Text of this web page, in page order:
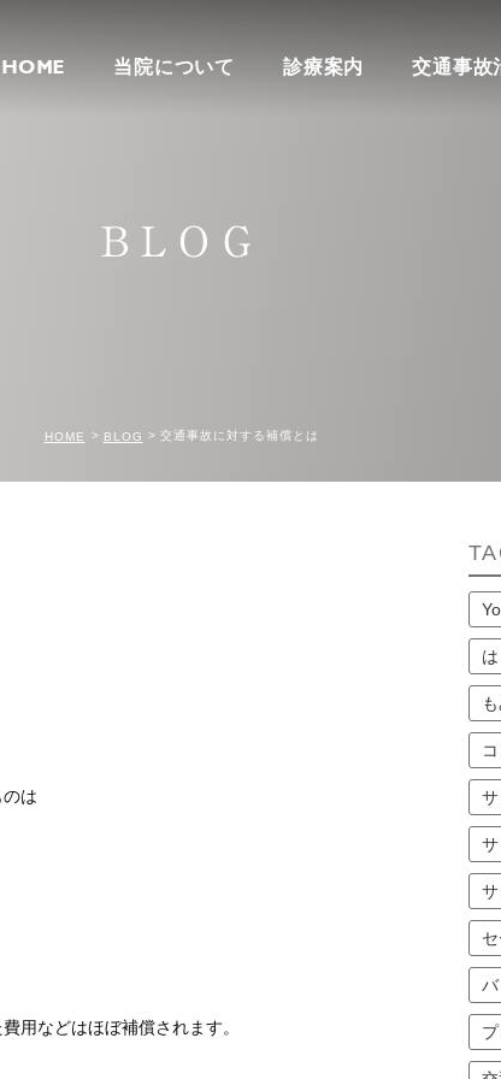
HOME 当院について 診療案内 交通事故
BLOG
HOME BLOG 交通事故に対する補償とは
は
用などはほぼ補償されます。
サ